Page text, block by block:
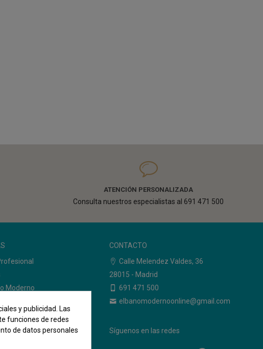
ATENCIÓN PERSONALIZADA
Consulta nuestros especialistas al 691 471 500
Moderno
CONTACTO
Calle Melendez Valdes, 36
28015 - Madrid
691 471 500
elbanomodernoonline@gmail.com
Síguenos en las redes
y publicidad. Las
funciones de redes
de datos personales